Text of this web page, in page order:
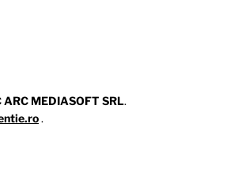
ARC MEDIASOFT SRL.
.